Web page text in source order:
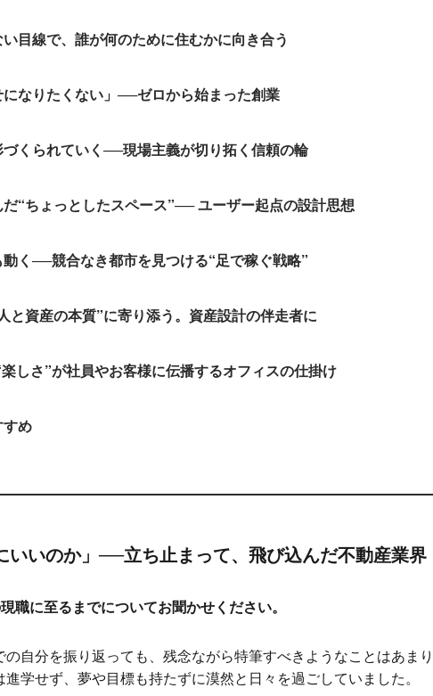
目線で、誰が何のために住むかに向き合う
になりたくない」──ゼロから始まった創業
づくられていく──現場主義が切り拓く信頼の輪
“ちょっとしたスペース”── ユーザー起点の設計思想
く──競合なき都市を見つける“足で稼ぐ戦略”
と資産の本質”に寄り添う。資産設計の伴走者に
しさ”が社員やお客様に伝播するオフィスの仕掛け
め
いいのか」──立ち止まって、飛び込んだ不動産業界
職に至るまでについてお聞かせください。
自分を振り返っても、残念ながら特筆すべきようなことはあま
学せず、夢や目標も持たずに漠然と日々を過ごしていました。